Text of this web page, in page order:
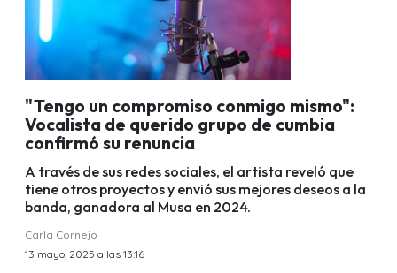
"Tengo un compromiso conmigo mismo":
Vocalista de querido grupo de cumbia
confirmó su renuncia
A través de sus redes sociales, el artista reveló que
tiene otros proyectos y envió sus mejores deseos a la
banda, ganadora al Musa en 2024.
Carla Cornejo
13 mayo, 2025 a las 13:16